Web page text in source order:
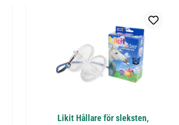
Likit Hållare för sleksten,